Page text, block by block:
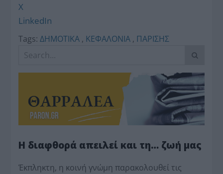
X
LinkedIn
Tags: ΔΗΜΟΤΙΚΑ , ΚΕΦΑΛΟΝΙΑ , ΠΑΡΙΣΗΣ
Η διαφθορά απειλεί και τη… ζωή μας
Έκπληκτη, η κοινή γνώμη παρακολουθεί τις